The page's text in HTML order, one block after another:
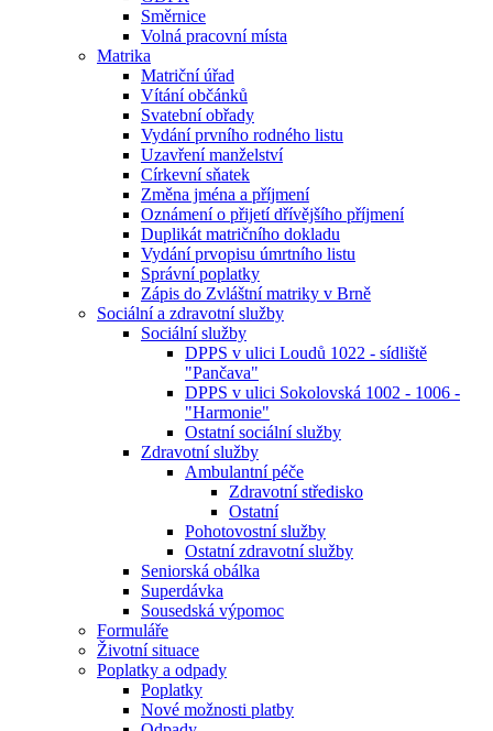
Směrnice
Volná pracovní místa
Matrika
Matriční úřad
Vítání občánků
Svatební obřady
Vydání prvního rodného listu
Uzavření manželství
Církevní sňatek
Změna jména a příjmení
Oznámení o přijetí dřívějšího příjmení
Duplikát matričního dokladu
Vydání prvopisu úmrtního listu
Správní poplatky
Zápis do Zvláštní matriky v Brně
Sociální a zdravotní služby
Sociální služby
DPPS v ulici Loudů 1022 - sídliště
"Pančava"
DPPS v ulici Sokolovská 1002 - 1006 -
"Harmonie"
Ostatní sociální služby
Zdravotní služby
Ambulantní péče
Zdravotní středisko
Ostatní
Pohotovostní služby
Ostatní zdravotní služby
Seniorská obálka
Superdávka
Sousedská výpomoc
Formuláře
Životní situace
Poplatky a odpady
Poplatky
Nové možnosti platby